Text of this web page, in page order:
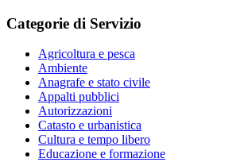
Categorie di Servizio
Agricoltura e pesca
Ambiente
Anagrafe e stato civile
Appalti pubblici
Autorizzazioni
Catasto e urbanistica
Cultura e tempo libero
Educazione e formazione